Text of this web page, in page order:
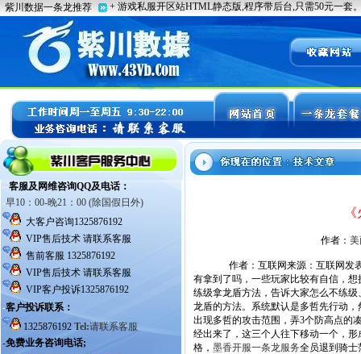
作者：
作者：互联网来源：互联网发表
有拿到了吗，一些玩家比较有自信，
练级拿龙盾方法，告诉大家怎么不练
龙盾的方法。系统默认是多哲先行动
出现多哲的攻击范围，弄3个防高点的
经出来了，这三个人往下移动一个，
格， 墨香开服一条龙服务全员退到骑士